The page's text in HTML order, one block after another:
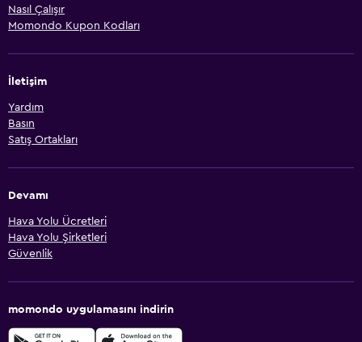
Nasıl Çalışır
Momondo Kupon Kodları
İletişim
Yardım
Basın
Satış Ortakları
Devamı
Hava Yolu Ücretleri
Hava Yolu Şirketleri
Güvenlik
momondo uygulamasını indirin